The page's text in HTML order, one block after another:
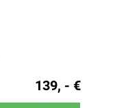
139, - €